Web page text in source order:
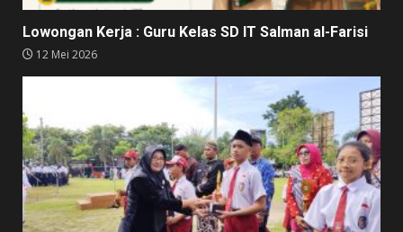
Lowongan Kerja : Guru Kelas SD IT Salman al-Farisi
12 Mei 2026